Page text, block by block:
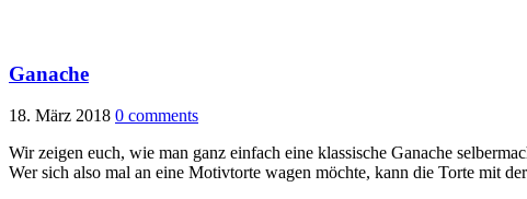
Ganache
18. März 2018 0 comments
Wir zeigen euch, wie man ganz einfach eine klassische Ganache
Wer sich also mal an eine Motivtorte wagen möchte, kann die Torte mit